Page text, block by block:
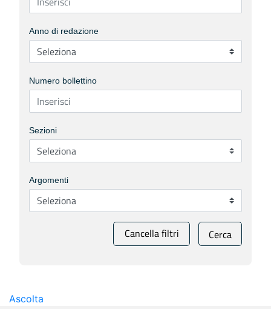
Anno di redazione
Numero bollettino
Sezioni
Argomenti
Cancella filtri Cerca
Ascolta